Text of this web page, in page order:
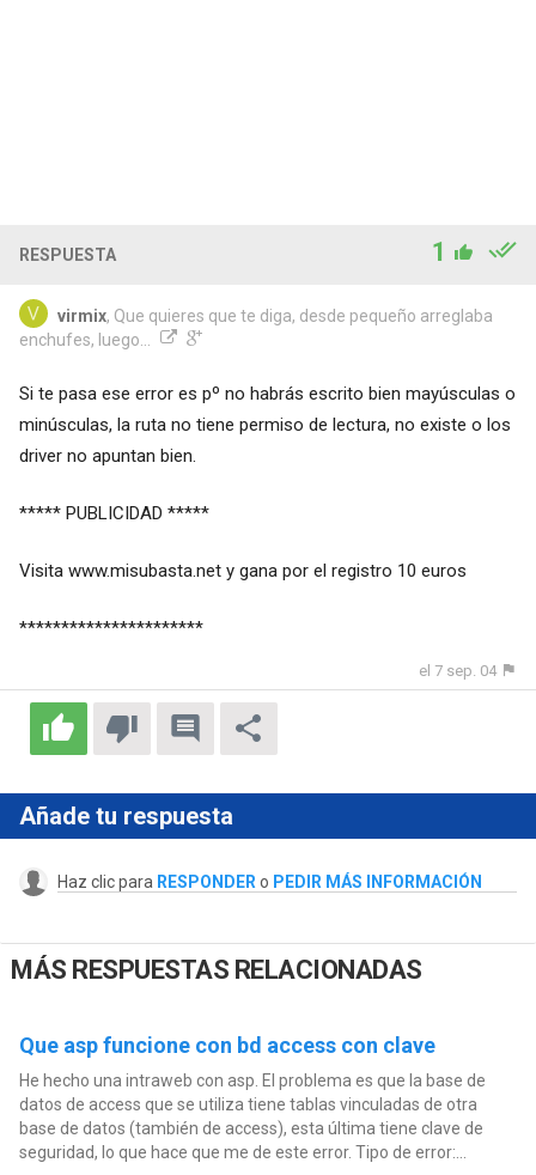
RESPUESTA 1
virmix, Que quieres que te diga, desde pequeño arreglaba
enchufes, luego...
Si te pasa ese error es pº no habrás escrito bien mayúsculas o
minúsculas, la ruta no tiene permiso de lectura, no existe o los
driver no apuntan bien.
***** PUBLICIDAD *****
Visita www.misubasta.net y gana por el registro 10 euros
**********************
el 7 sep. 04
Añade tu respuesta
Haz clic para RESPONDER o PEDIR MÁS INFORMACIÓN
MÁS RESPUESTAS RELACIONADAS
Que asp funcione con bd access con clave
He hecho una intraweb con asp. El problema es que la base de
datos de access que se utiliza tiene tablas vinculadas de otra
base de datos (también de access), esta última tiene clave de
seguridad, lo que hace que me de este error. Tipo de error:...